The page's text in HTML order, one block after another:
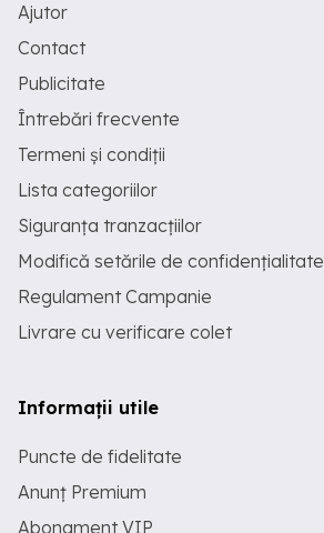
Ajutor
Contact
Publicitate
Întrebări frecvente
Termeni și condiții
Lista categoriilor
Siguranța tranzacțiilor
Modifică setările de confidențialitate
Regulament Campanie
Livrare cu verificare colet
Informații utile
Puncte de fidelitate
Anunț Premium
Abonament VIP